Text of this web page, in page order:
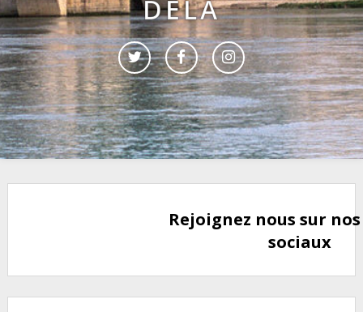
DELÀ
Rejoignez nous sur
sociaux